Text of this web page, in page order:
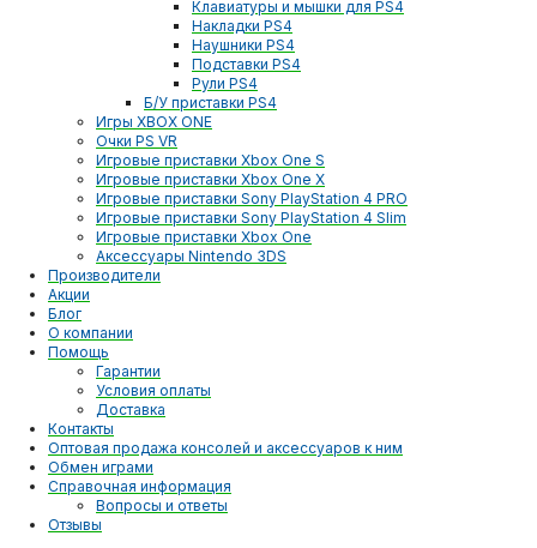
Клавиатуры и мышки для PS4
Накладки PS4
Наушники PS4
Подставки PS4
Рули PS4
Б/У приставки PS4
Игры XBOX ONE
Очки PS VR
Игровые приставки Xbox One S
Игровые приставки Xbox One X
Игровые приставки Sony PlayStation 4 PRO
Игровые приставки Sony PlayStation 4 Slim
Игровые приставки Xbox One
Аксессуары Nintendo 3DS
Производители
Акции
Блог
О компании
Помощь
Гарантии
Условия оплаты
Доставка
Контакты
Оптовая продажа консолей и аксессуаров к ним
Обмен играми
Справочная информация
Вопросы и ответы
Отзывы